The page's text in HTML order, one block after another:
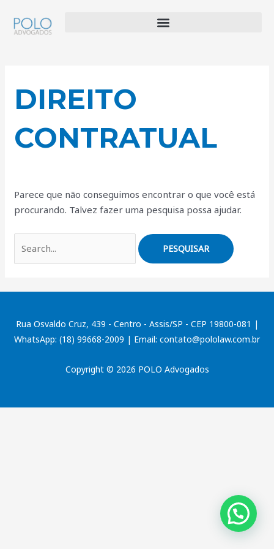
para
Menu
DIREITO
CONTRATUAL
Parece que não conseguimos encontrar o que você está
procurando. Talvez fazer uma pesquisa possa ajudar.
por:
Rua Osvaldo Cruz, 439 - Centro - Assis/SP - CEP 19800-081 |
WhatsApp: (18) 99668-2009 | Email: contato@pololaw.com.br
Copyright © 2026 POLO Advogados